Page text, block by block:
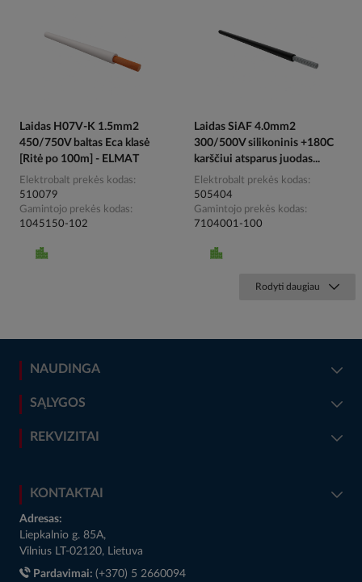
Laidas H07V-K 1.5mm2
450/750V baltas Eca klasė
[Ritė po 100m] - ELMAT
Elektrobalt prekės kodas
510079
Gamintojo prekės kodas
1045150-102
Laidas SiAF 4.0mm2
300/500V silikoninis +180C
karščiui atsparus juodas...
Elektrobalt prekės kodas
505404
Gamintojo prekės kodas
7104001-100
Rodyti daugiau
NAUDINGA
SĄLYGOS
REKVIZITAI
KONTAKTAI
Adresas:
Liepkalnio g. 85A,
Vilnius LT-02120, Lietuva
Pardavimai: (+370) 5 2660094